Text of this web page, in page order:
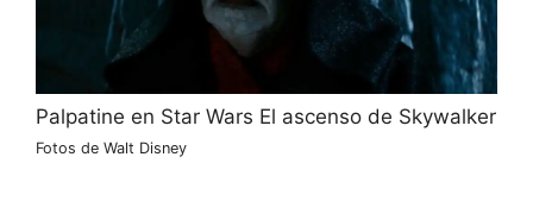
Palpatine en Star Wars El ascenso de Skywalker
Fotos de Walt Disney